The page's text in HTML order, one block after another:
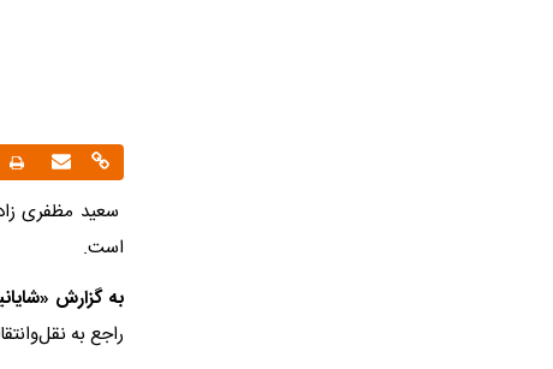
سعید مظفری
است.
به گزارش
راجع به